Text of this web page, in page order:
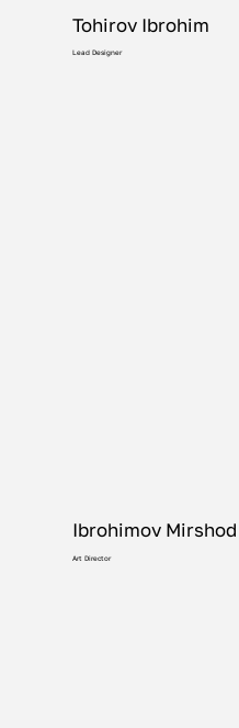
Lead Designer
Tohirov Ibrohim
Art Director
Ibrohimov Mirshod